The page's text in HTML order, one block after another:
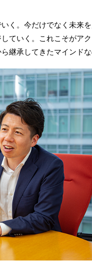
く。今だけでなく未来
ていく。これこそがア
継承してきたマインドな